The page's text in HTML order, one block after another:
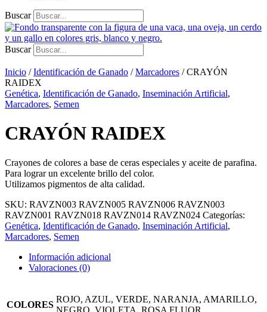
Buscar
Buscar
Inicio /Identificación de Ganado /Marcadores / CRAYÓN
RAIDEX
Genética, Identificación de Ganado, Inseminación Artificial,
Marcadores, Semen
CRAYÓN RAIDEX
Crayones de colores a base de ceras especiales y aceite de parafina.
Para lograr un excelente brillo del color.
Utilizamos pigmentos de alta calidad.
SKU: RAVZN003 RAVZN005 RAVZN006 RAVZN003
RAVZN001 RAVZN018 RAVZN014 RAVZN024 Categorías:
Genética, Identificación de Ganado, Inseminación Artificial,
Marcadores, Semen
Información adicional
Valoraciones (0)
COLORES
ROJO, AZUL, VERDE, NARANJA, AMARILLO,
NEGRO, VIOLETA, ROSA FLUOR